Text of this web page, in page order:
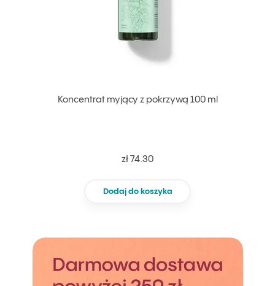
Koncentrat myjący z pokrzywą 100 ml
zł 74.30
Dodaj do koszyka